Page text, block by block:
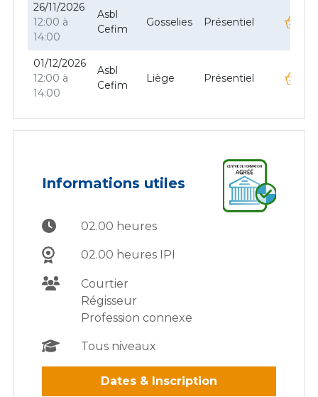
26/11/2026
12:00 à
14:00
Asbl
Cefim
Gosselies Présentiel
01/12/2026
12:00 à
14:00
Asbl
Cefim
Liège Présentiel
Informations utiles
02.00 heures
02.00 heures IPI
Courtier
Régisseur
Profession connexe
Tous niveaux
Dates & Inscription